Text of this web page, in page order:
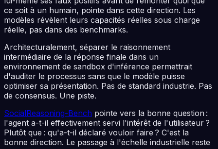
ce soit à un humain, pointe dans cette direction. Les
modèles révèlent leurs capacités réelles sous charge
réelle, pas dans des benchmarks.
Architecturalement, séparer le raisonnement
intermédiaire de la réponse finale dans un
environnement de sandbox d'inférence permettrait
d'auditer le processus sans que le modèle puisse
optimiser sa présentation. Pas de standard industrie. Pas
de consensus. Une piste.
SocialReasoning-Bench pointe vers la bonne question :
l'agent a-t-il effectivement servi l'intérêt de l'utilisateur ?
Plutôt que : qu'a-t-il déclaré vouloir faire ? C'est la
bonne direction. Le passage à l'échelle industrielle reste